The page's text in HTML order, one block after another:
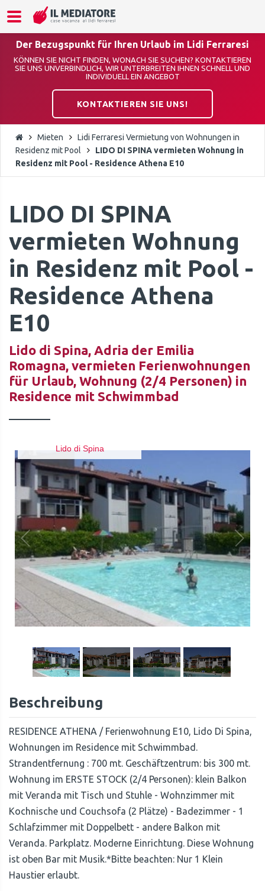
Der Bezugspunkt für Ihren Urlaub im Lidi Ferraresi
KÖNNEN SIE NICHT FINDEN, WONACH SIE SUCHEN? KONTAKTIEREN
SIE UNS UNVERBINDLICH, WIR UNTERBREITEN IHNEN SCHNELL UND
INDIVIDUELL EIN ANGEBOT
KONTAKTIEREN SIE UNS!
Mieten
Lidi Ferraresi Vermietung von Wohnungen in
Residenz mit Pool
LIDO DI SPINA vermieten Wohnung in
Residenz mit Pool - Residence Athena E10
LIDO DI SPINA
vermieten Wohnung
in Residenz mit Pool -
Residence Athena
E10
Lido di Spina, Adria der Emilia
Romagna, vermieten Ferienwohnungen
für Urlaub, Wohnung (2/4 Personen) in
Residence mit Schwimmbad
Lido di Spina
Beschreibung
RESIDENCE ATHENA / Ferienwohnung E10, Lido Di Spina,
Wohnungen im Residence mit Schwimmbad.
Strandentfernung : 700 mt. Geschäftzentrum: bis 300 mt.
Wohnung im ERSTE STOCK (2/4 Personen): klein Balkon
mit Veranda mit Tisch und Stuhle - Wohnzimmer mit
Kochnische und Couchsofa (2 Plätze) - Badezimmer - 1
Schlafzimmer mit Doppelbett - andere Balkon mit
Veranda. Parkplatz. Moderne Einrichtung. Diese Wohnung
ist oben Bar mit Musik.*Bitte beachten: Nur 1 Klein
Haustier erlaubt.